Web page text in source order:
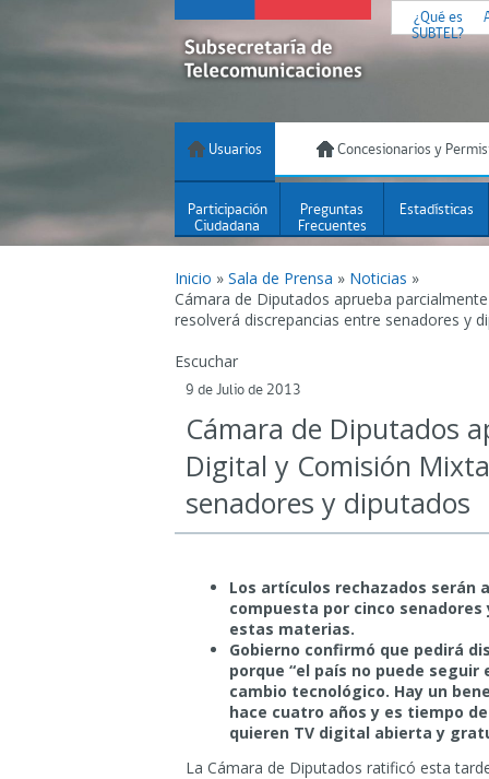
¿Qué es
SUBTEL?
Usuarios Concesionarios y
Participación
Ciudadana
Preguntas
Frecuentes
Estadísticas
Inicio » Sala de Prensa » Noticias »
Cámara de Diputados aprueba
resolverá discrepancias entre senadores y
Escuchar
9 de Julio de 2013
Cámara de Diputados
Digital y Comisión
senadores y diputados
Los artículos rechazados serán
compuesta por cinco
estas materias.
Gobierno confirmó que pedirá
porque “el país no puede
cambio tecnológico. Hay un
hace cuatro años y es tiempo
quieren TV digital abierta y
La Cámara de Diputados ratificó esta